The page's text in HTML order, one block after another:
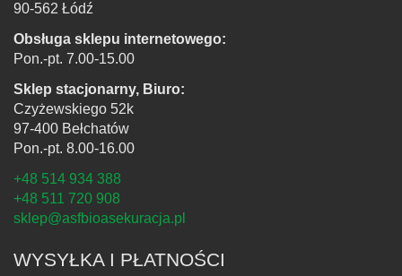
90-562 Łódź
Obsługa sklepu internetowego:
Pon.-pt. 7.00-15.00
Sklep stacjonarny, Biuro:
Czyżewskiego 52k
97-400 Bełchatów
Pon.-pt. 8.00-16.00
+48 514 934 388
+48 511 720 908
sklep@asfbioasekuracja.pl
WYSYŁKA I PŁATNOŚCI